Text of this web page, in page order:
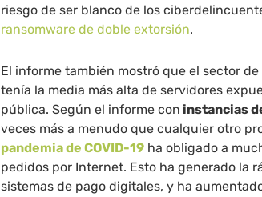
riesgo de ser blanco de los
ransomware de doble extorsión.
El informe también mostró que el sector
tenía la media más alta de servidores
pública. Según el informe con instancias
veces más a menudo que cualquier otro
pandemia de COVID-19 ha obligado a
pedidos por Internet. Esto ha generado la
sistemas de pago digitales, y ha